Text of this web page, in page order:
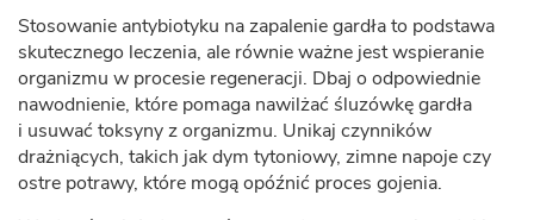
Stosowanie antybiotyku na zapalenie gardła to podstawa
skutecznego leczenia, ale równie ważne jest wspieranie
organizmu w procesie regeneracji. Dbaj o odpowiednie
nawodnienie, które pomaga nawilżać śluzówkę gardła
i usuwać toksyny z organizmu. Unikaj czynników
drażniących, takich jak dym tytoniowy, zimne napoje czy
ostre potrawy, które mogą opóźnić proces gojenia.